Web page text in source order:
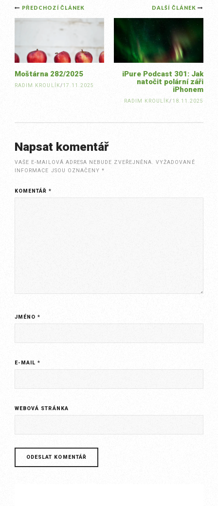
Post
navigation
DALŠÍ ČLÁNEK
iPure Podcast 301: Jak
natočit polární záři
iPhonem
RADIM KROULÍK/ 18.11.2025
PŘEDCHOZÍ ČLÁNEK
Moštárna 282/2025
RADIM KROULÍK/17.11.2025
Napsat komentář
VAŠE E-MAILOVÁ ADRESA NEBUDE ZVEŘEJNĚNA. VYŽADOVANÉ
INFORMACE JSOU OZNAČENY*
KOMENTÁŘ*
JMÉNO*
E-MAIL*
WEBOVÁ STRÁNKA